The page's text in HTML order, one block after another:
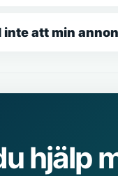
inte att min
hjälp